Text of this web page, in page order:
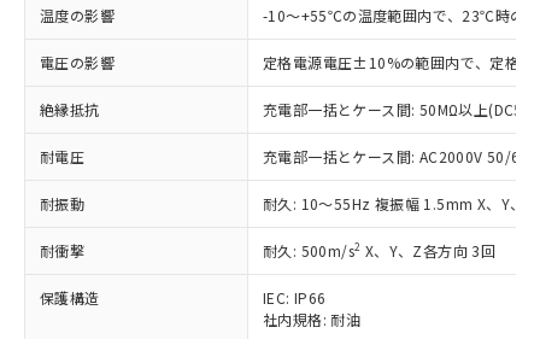
温度の影響 -10～+55℃の温度範囲内で、23℃時の
電圧の影響 定格電源電圧±10%の範囲内で、定格
絶縁抵抗 充電部一括とケース間: 50MΩ以上
耐電圧 充電部一括とケース間: AC2000V 50/
耐振動 耐久: 10～55Hz 複振幅 1.5mm X、Y、Z
耐衝撃 耐久: 500m/s2 X、Y、Z各方向 3回
保護構造
IEC: IP66
社内規格: 耐油
本サービスは、当社制御機器事業取扱
商品の当社在庫状況および標準価格
(税抜)を提供させていただくもので
当社制御機器事業取扱商品の中には、
本サービスの対象外となる商品もある
ことをご了承ください。
記載している更新日時点での社内デー
タに基づき作成されるものであり、閲
覧された時点での実際の在庫および標
準価格とは異なる場合があることをご
非含有の対応状況を調査中または確認中の
商品です。
非該当品：ライセンス料など無形物で、有
害物質有無と関係のない商品です。
仕入先様の事情により、非含有部品として
いたものが、含有品と判明した場合などや
むを得ず変更することがあります。
*EU RoHS指令（10物質）：
鉛(Pb) 1000ppm以下、 水銀(Hg) 1000ppm以下、 カド
類(PBB) 1000ppm以下、ポリ臭化ジフェニルエーテル類
(PBDE) 1000ppm以下、フタル酸ビス(2-エチルヘキシ
※1 中国RoHS○×表
「○」：最大均質材料含有率が中国RoHSの
基準値以下であることを示します。
「×」：最大均質材料含有率が中国RoHSの
基準値を超えていることを示します。
「－」：未確認です。当社販売部門へお問
*中国RoHS10物質の基準値 (GB/T26572)：
Cr(Ⅵ)(六価クロム) : 1000ppm、 PBBs(ポリ臭化ビフェ
ニル類) : 1000ppm、 PBDEs(ポリ臭化ジフェニルエーテ
当社は、これら貴社製品のうち、外国
為替および外国貿易法に定める商品
（以下｢規制貨物等」という）を輸出
または国外への提供する場合は、日本
国政府の輸出許可(または役務取引許
一定数以上の在庫あり